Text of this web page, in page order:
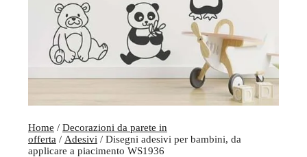
Home / Decorazioni da parete in
offerta / Adesivi / Disegni adesivi per bambini, da
applicare a piacimento WS1936